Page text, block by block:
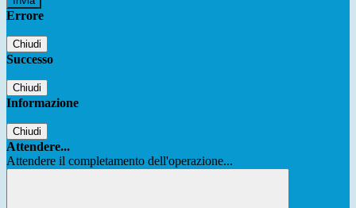
Errore
Chiudi
Successo
Chiudi
Informazione
Chiudi
Attendere...
Attendere il completamento dell'operazione...